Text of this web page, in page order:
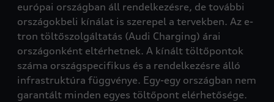
európai országban áll rendelkezésre, de további
országokbeli kínálat is szerepel a tervekben. Az e-
tron töltőszolgáltatás (Audi Charging) árai
országonként eltérhetnek. A kínált töltőpontok
száma országspecifikus és a rendelkezésre álló
infrastruktúra függvénye. Egy-egy országban nem
garantált minden egyes töltőpont elérhetősége.